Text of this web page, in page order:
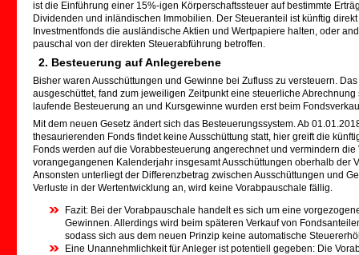
ist die Einführung einer 15%-igen Körperschaftssteuer auf bestimmte
Dividenden und inländischen Immobilien. Der Steueranteil ist künftig
Investmentfonds die ausländische Aktien und Wertpapiere halten, oder
pauschal von der direkten Steuerabführung betroffen.
2. Besteuerung auf Anlegerebene
Bisher waren Ausschüttungen und Gewinne bei Zufluss zu versteuern.
ausgeschüttet, fand zum jeweiligen Zeitpunkt eine steuerliche
laufende Besteuerung an und Kursgewinne wurden erst beim
Mit dem neuen Gesetz ändert sich das Besteuerungssystem. Ab
thesaurierenden Fonds findet keine Ausschüttung statt, hier greift die
Fonds werden auf die Vorabbesteuerung angerechnet und vermindern
vorangegangenen Kalenderjahr insgesamt Ausschüttungen oberhalb der
Ansonsten unterliegt der Differenzbetrag zwischen Ausschüttungen und
Verluste in der Wertentwicklung an, wird keine Vorabpauschale fällig.
Fazit: Bei der Vorabpauschale handelt es sich um eine
Gewinnen. Allerdings wird beim späteren Verkauf von
sodass sich aus dem neuen Prinzip keine automatische
Eine Unannehmlichkeit für Anleger ist potentiell gegeben: Die